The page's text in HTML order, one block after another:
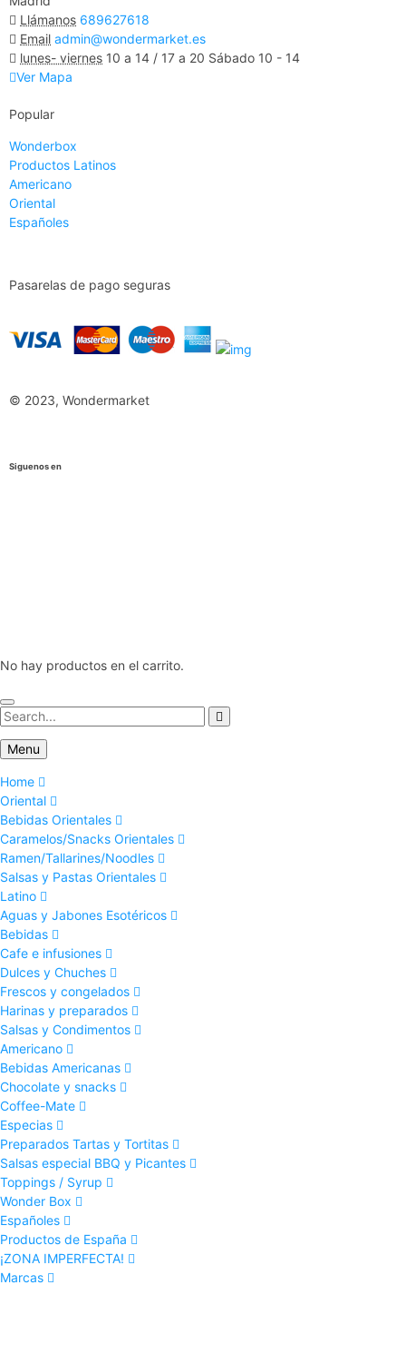
Llámanos 689627618
Email admin@wondermarket.es
lunes- viernes 10 a 14 / 17 a 20 Sábado 10 - 14
Ver Mapa
Popular
Wonderbox
Productos Latinos
Americano
Oriental
Españoles
Pasarelas de pago seguras
© 2023, Wondermarket
Siguenos en
No hay productos en el carrito.
Menu
Home
Oriental
Bebidas Orientales
Caramelos/Snacks Orientales
Ramen/Tallarines/Noodles
Salsas y Pastas Orientales
Latino
Aguas y Jabones Esotéricos
Bebidas
Cafe e infusiones
Dulces y Chuches
Frescos y congelados
Harinas y preparados
Salsas y Condimentos
Americano
Bebidas Americanas
Chocolate y snacks
Coffee-Mate
Especias
Preparados Tartas y Tortitas
Salsas especial BBQ y Picantes
Toppings / Syrup
Wonder Box
Españoles
Productos de España
¡ZONA IMPERFECTA!
Marcas